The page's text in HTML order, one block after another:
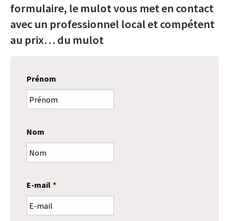
formulaire, le mulot vous met en contact
avec un professionnel local et compétent
au prix… du mulot
Prénom
Nom
E-mail *